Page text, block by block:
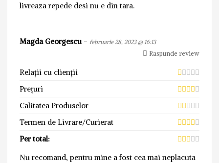
livreaza repede desi nu e din tara.
Magda Georgescu - februarie 28, 2023 @ 16:13
Raspunde review
Relații cu clienții
Prețuri
Calitatea Produselor
Termen de Livrare/Curierat
Per total:
Nu recomand, pentru mine a fost cea mai neplacuta